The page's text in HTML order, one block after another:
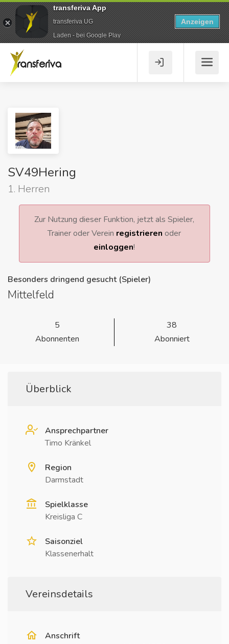
SV49Hering
1. Herren
Zur Nutzung dieser Funktion, jetzt als Spieler,
Trainer oder Verein registrieren oder
einloggen!
Besonders dringend gesucht (Spieler)
Mittelfeld
5
Abonnenten
38
Abonniert
Überblick
Ansprechpartner
Timo Kränkel
Region
Darmstadt
Spielklasse
Kreisliga C
Saisonziel
Klassenerhalt
Vereinsdetails
Anschrift
transferiva App
transferiva UG
Laden - bei Google Play
Anzeigen